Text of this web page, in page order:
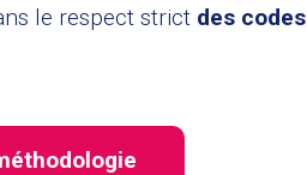
le respect strict des